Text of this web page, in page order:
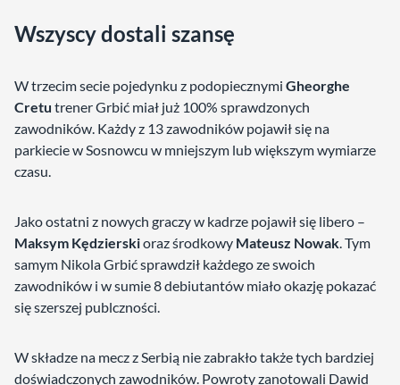
Wszyscy dostali szansę
W trzecim secie pojedynku z podopiecznymi Gheorghe
Cretu trener Grbić miał już 100% sprawdzonych
zawodników. Każdy z 13 zawodników pojawił się na
parkiecie w Sosnowcu w mniejszym lub większym wymiarze
czasu.
Jako ostatni z nowych graczy w kadrze pojawił się libero –
Maksym Kędzierskioraz środkowy Mateusz Nowak. Tym
samym Nikola Grbić sprawdził każdego ze swoich
zawodników i w sumie 8 debiutantów miało okazję pokazać
się szerszej publczności.
W składze na mecz z Serbią nie zabrakło także tych bardziej
doświadczonych zawodników. Powroty zanotowali Dawid